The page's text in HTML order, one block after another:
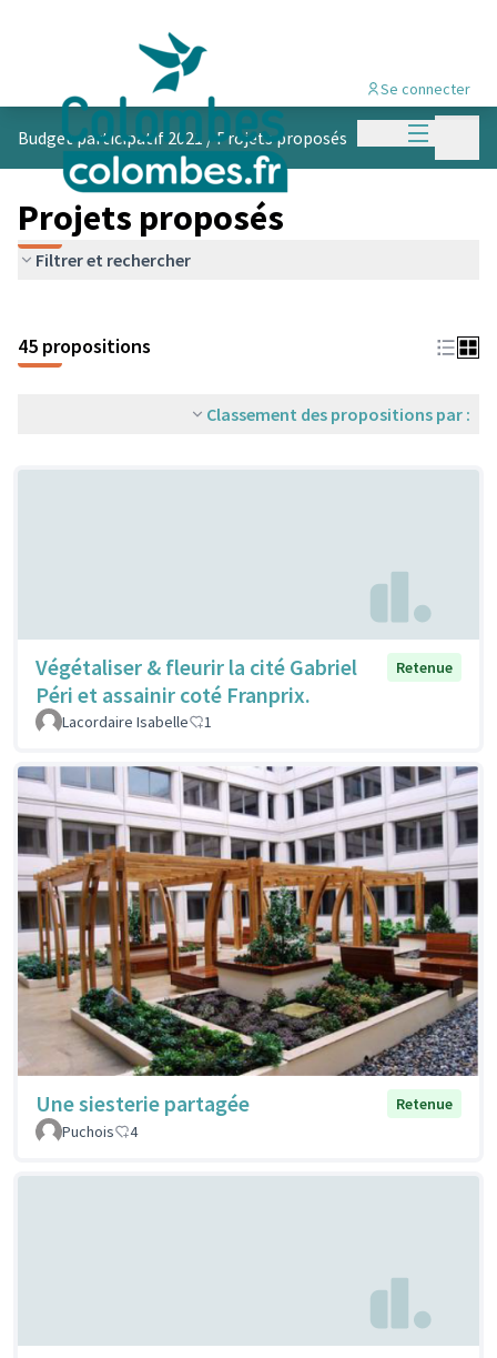
Menu
Se connecter
Budget participatif 2021 /Projets proposés
Projets proposés
Filtrer et rechercher
45 propositions
Classement des propositions par :
Végétaliser & fleurir la cité Gabriel
Péri et assainir coté Franprix.
Retenue
Lacordaire Isabelle 1
Une siesterie partagée
Retenue
Puchois
4